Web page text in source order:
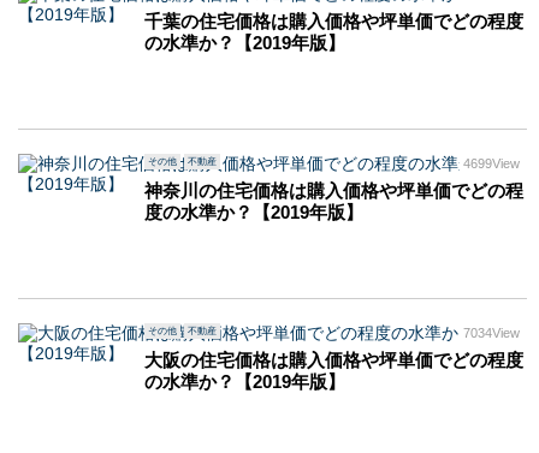
千葉の住宅価格は購入価格や坪単価でどの程度
の水準か？【2019年版】
その他 不動産 4699View
神奈川の住宅価格は購入価格や坪単価でどの程
度の水準か？【2019年版】
その他 不動産 7034View
大阪の住宅価格は購入価格や坪単価でどの程度
の水準か？【2019年版】